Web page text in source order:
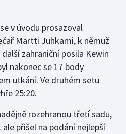
v úvodu prosazoval
Martti Juhkami, k němuž
zahraniční posila Kewin
nakonec se 17 body
utkání. Ve druhém setu
25:20.
rozehranou třetí sadu,
přišel na podání nejlepší